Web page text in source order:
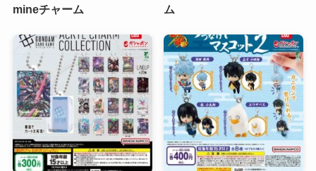
mineチャーム
ム